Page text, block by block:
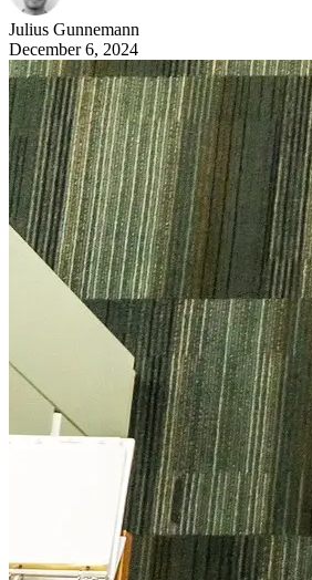
Julius Gunnemann
December 6, 2024